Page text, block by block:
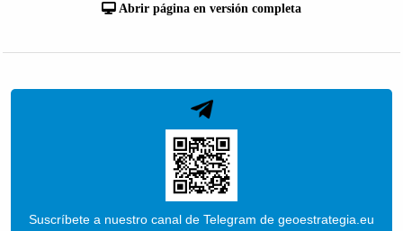
Abrir página en versión completa
Suscríbete a nuestro canal de Telegram de geoestrategia.eu